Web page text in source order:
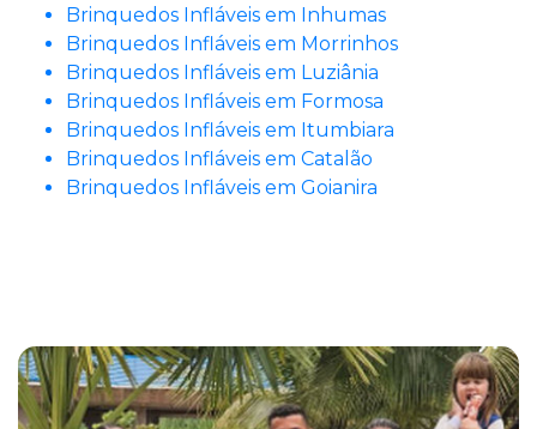
Brinquedos Infláveis em Inhumas
Brinquedos Infláveis em Morrinhos
Brinquedos Infláveis em Luziânia
Brinquedos Infláveis em Formosa
Brinquedos Infláveis em Itumbiara
Brinquedos Infláveis em Catalão
Brinquedos Infláveis em Goianira